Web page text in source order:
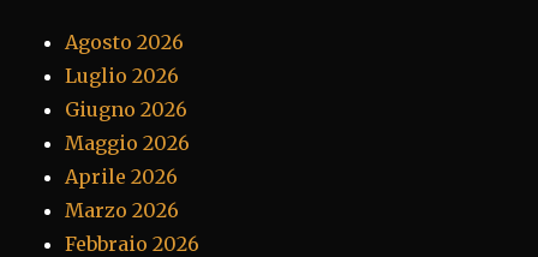
Agosto 2026
Luglio 2026
Giugno 2026
Maggio 2026
Aprile 2026
Marzo 2026
Febbraio 2026